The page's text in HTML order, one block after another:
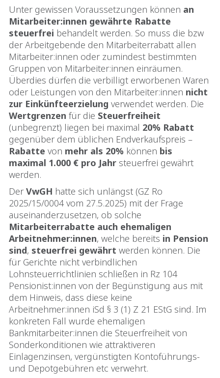
Unter gewissen Voraussetzungen können an
Mitarbeiter:innen gewährte Rabatte
steuerfrei behandelt werden. So muss die bzw
der Arbeitgebende den Mitarbeiterrabatt allen
Mitarbeiter:innen oder zumindest bestimmten
Gruppen von Mitarbeiter:innen einräumen.
Überdies dürfen die verbilligt erworbenen Waren
oder Leistungen von den Mitarbeiter:innen nicht
zur Einkünfteerzielung verwendet werden. Die
Wertgrenzen für die Steuerfreiheit
(unbegrenzt) liegen bei maximal 20% Rabatt
gegenüber dem üblichen Endverkaufspreis –
Rabatte von mehr als 20% können bis
maximal 1.000 € pro Jahr steuerfrei gewährt
werden.
Der VwGH hatte sich unlängst (GZ Ro
2025/15/0004 vom 27.5.2025) mit der Frage
auseinanderzusetzen, ob solche
Mitarbeiterrabatte auch ehemaligen
Arbeitnehmer:innen, welche bereits in Pension
sind, steuerfrei gewährt werden können. Die
für Gerichte nicht verbindlichen
Lohnsteuerrichtlinien schließen in Rz 104
Pensionist:innen von der Begünstigung aus mit
dem Hinweis, dass diese keine
Arbeitnehmer:innen iSd § 3 (1) Z 21 EStG sind. Im
konkreten Fall wurde ehemaligen
Bankmitarbeiter:innen die Steuerfreiheit von
Sonderkonditionen wie attraktiveren
Einlagenzinsen, vergünstigten Kontoführungs-
und Depotgebühren etc verwehrt.